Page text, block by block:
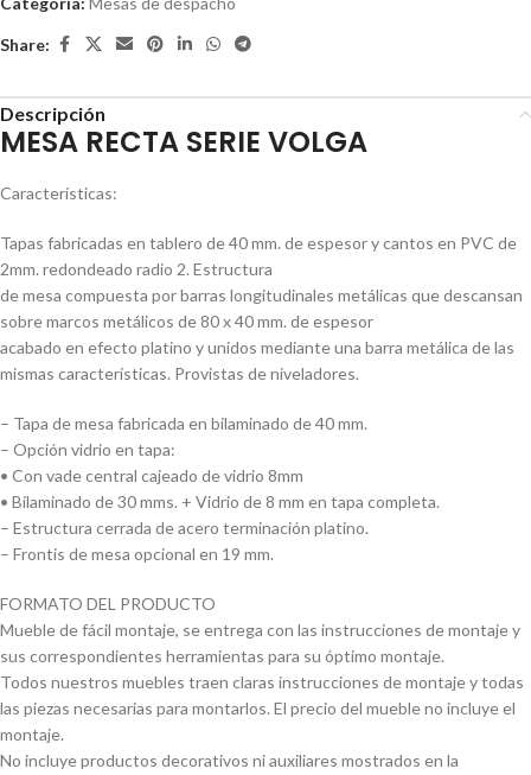
Share:
Descripción
MESA RECTA SERIE VOLGA
Características:
Tapas fabricadas en tablero de 40 mm. de espesor y cantos en PVC de
2mm. redondeado radio 2. Estructura
de mesa compuesta por barras longitudinales metálicas que descansan
sobre marcos metálicos de 80 x 40 mm. de espesor
acabado en efecto platino y unidos mediante una barra metálica de las
mismas características. Provistas de niveladores.
– Tapa de mesa fabricada en bilaminado de 40 mm.
– Opción vidrio en tapa:
• Con vade central cajeado de vidrio 8mm
• Bilaminado de 30 mms. + Vidrio de 8 mm en tapa completa.
– Estructura cerrada de acero terminación platino.
– Frontis de mesa opcional en 19 mm.
FORMATO DEL PRODUCTO
Mueble de fácil montaje, se entrega con las instrucciones de montaje y
sus correspondientes herramientas para su óptimo montaje.
Todos nuestros muebles traen claras instrucciones de montaje y todas
las piezas necesarias para montarlos. El precio del mueble no incluye el
montaje.
No incluye productos decorativos ni auxiliares mostrados en la